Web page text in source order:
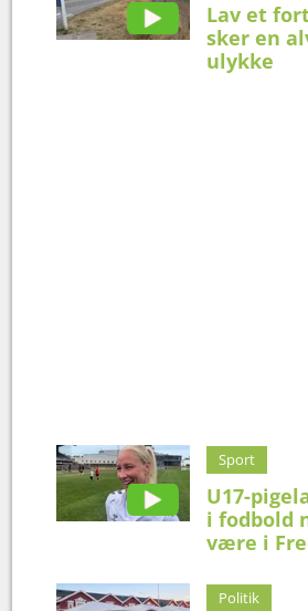
Lav et
sker en
ulykke
Sport
U17-
i fodbold
være i
Politik